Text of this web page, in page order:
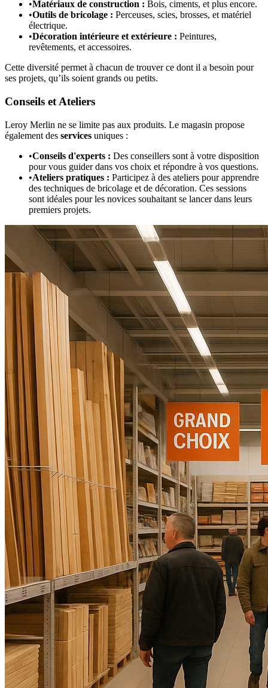
•Matériaux de construction : Bois, ciments, et plus encore.
•Outils de bricolage : Perceuses, scies, brosses, et matériel
électrique.
•Décoration intérieure et extérieure : Peintures,
revêtements, et accessoires.
Cette diversité permet à chacun de trouver ce dont il a besoin pour
ses projets, qu’ils soient grands ou petits.
Conseils et Ateliers
Leroy Merlin ne se limite pas aux produits. Le magasin propose
également des services uniques :
•Conseils d'experts : Des conseillers sont à votre disposition
pour vous guider dans vos choix et répondre à vos questions.
•Ateliers pratiques : Participez à des ateliers pour apprendre
des techniques de bricolage et de décoration. Ces sessions
sont idéales pour les novices souhaitant se lancer dans leurs
premiers projets.